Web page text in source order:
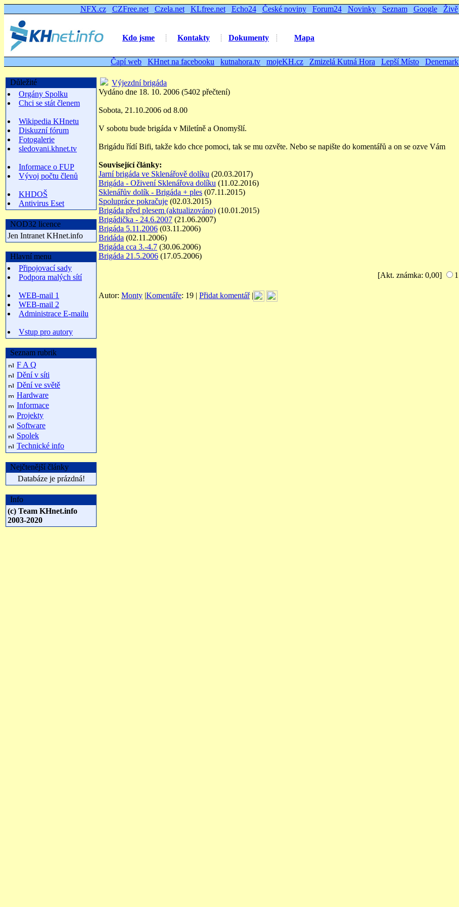
NFX.cz CZFree.net Czela.net KLfree.net Echo24 České noviny Forum24 Novinky Seznam Google Živě
Kdo jsme Kontakty Dokumenty Mapa
Čapí web KHnet na facebooku kutnahora.tv mojeKH.cz Zmizelá Kutná Hora Lepší Místo Denemark
Důležité
Orgány Spolku
Chci se stát členem
Wikipedia KHnetu
Diskuzní fórum
Fotogalerie
sledovani.khnet.tv
Informace o FUP
Vývoj počtu členů
KHDOŠ
Antivirus Eset
NOD32 licence
Jen Intranet KHnet.info
Hlavní menu
Připojovací sady
Podpora malých sítí
WEB-mail 1
WEB-mail 2
Administrace E-mailu
Vstup pro autory
Seznam rubrik
F A Q
Dění v síti
Dění ve světě
Hardware
Informace
Projekty
Software
Spolek
Technické info
Nejčtenější články
Databáze je prázdná!
Info
(c) Team KHnet.info
2003-2020
Výjezdní brigáda
Vydáno dne 18. 10. 2006 (5402 přečtení)
Sobota, 21.10.2006 od 8.00
V sobotu bude brigáda v Miletíně a Onomyšlí.
Brigádu řídí Bifi, takže kdo chce pomoci, tak se mu ozvěte. Nebo se napište do komentářů a on se ozve Vám
Související články:
Jarní brigáda ve Sklenářově dolíku (20.03.2017)
Brigáda - Oživení Sklenářova dolíku (11.02.2016)
Sklenářův dolík - Brigáda + ples (07.11.2015)
Spolupráce pokračuje (02.03.2015)
Brigáda před plesem (aktualizováno) (10.01.2015)
Brigádička - 24.6.2007 (21.06.2007)
Brigáda 5.11.2006 (03.11.2006)
Bridáda (02.11.2006)
Brigáda cca 3.-4.7 (30.06.2006)
Brigáda 21.5.2006 (17.05.2006)
[Akt. známka: 0,00] 1
Autor: Monty |Komentáře: 19 | Přidat komentář|